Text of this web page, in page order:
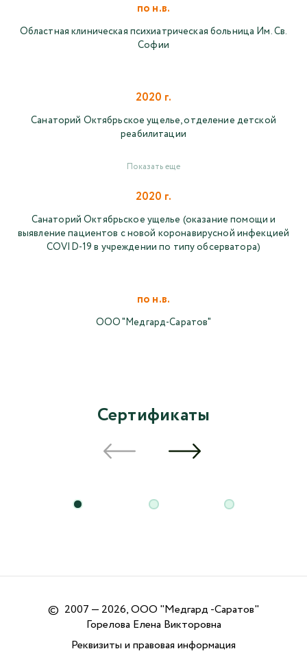
по н.в.
Областная клиническая психиатрическая больница Им. Св.
Софии
2020 г.
Санаторий Октябрьское ущелье, отделение детской
реабилитации
Показать еще
2020 г.
Санаторий Октябрьское ущелье (оказание помощи и
выявление пациентов с новой коронавирусной инфекцией
COVID-19 в учреждении по типу обсерватора)
по н.в.
ООО "Медгард-Саратов"
Сертификаты
© 2007 — 2026, ООО "Медгард -Саратов"
Горелова Елена Викторовна
Реквизиты и правовая информация